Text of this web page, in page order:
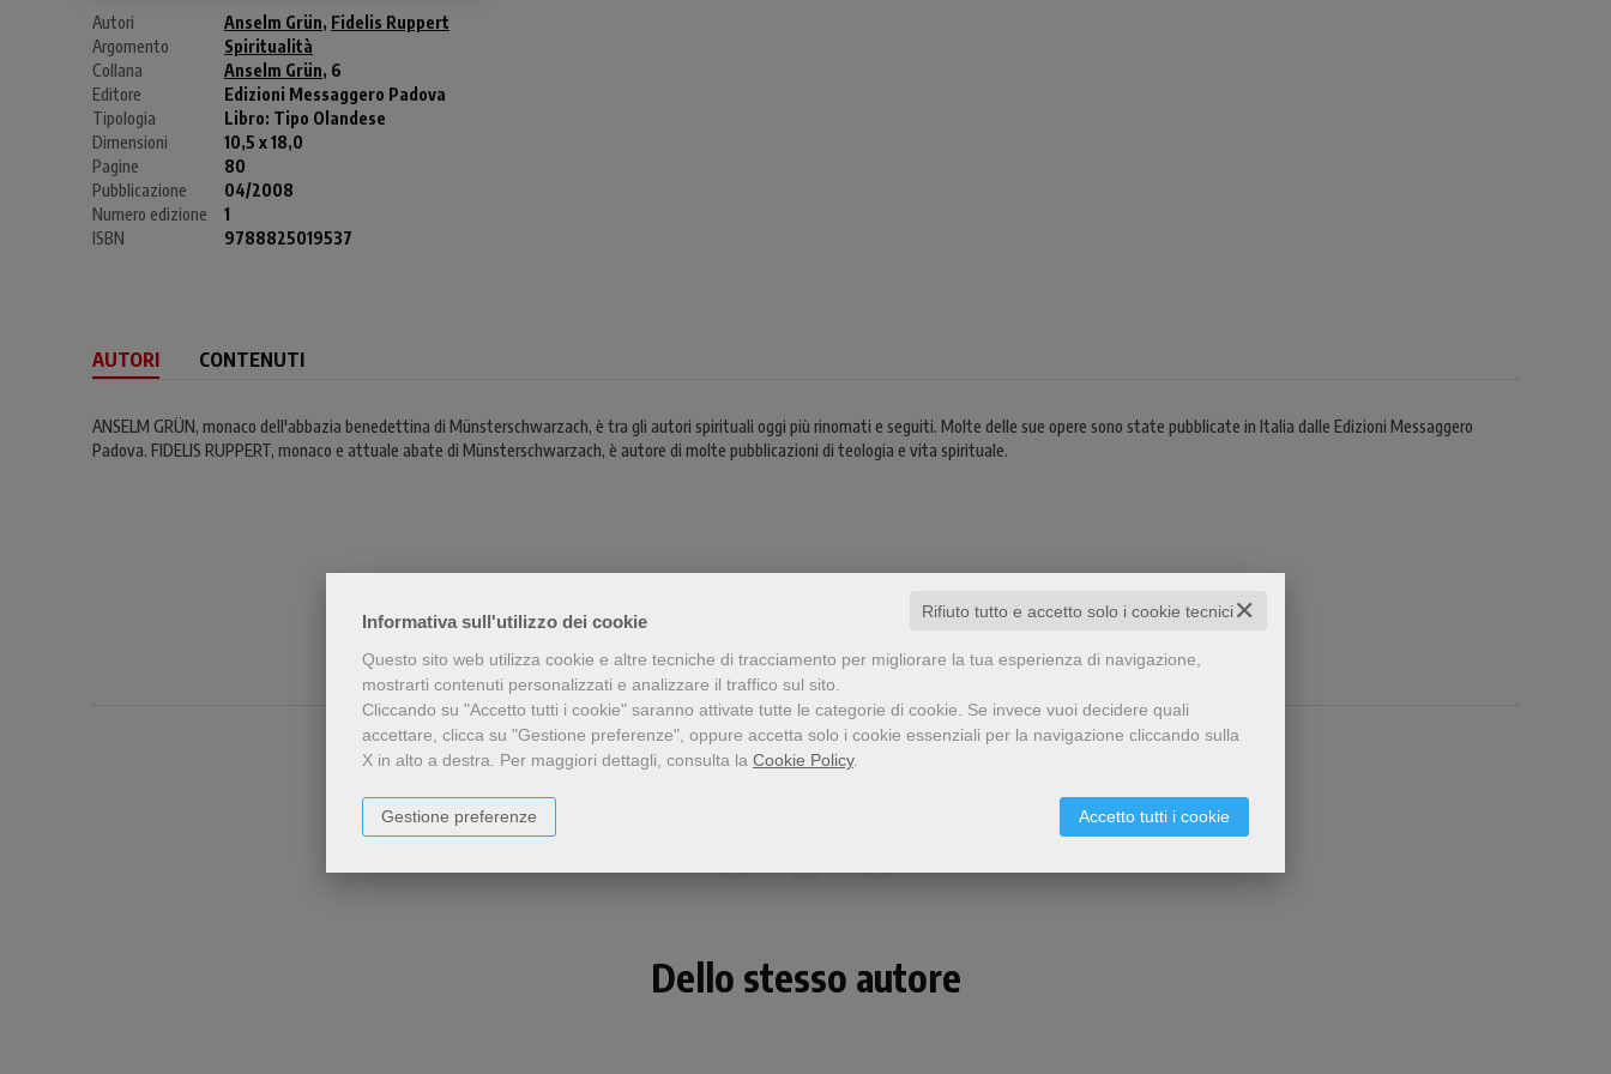
Informativa sull'utilizzo dei cookie ✕
Rifiuto tutto e accetto solo i cookie tecnici
Questo sito web utilizza cookie e altre tecniche di tracciamento per migliorare la tua esperienza di navigazione,
mostrarti contenuti personalizzati e analizzare il traffico sul sito.
Cliccando su "Accetto tutti i cookie" saranno attivate tutte le categorie di cookie. Se invece vuoi decidere quali
accettare, clicca su "Gestione preferenze", oppure accetta solo i cookie essenziali per la navigazione cliccando sulla
X in alto a destra. Per maggiori dettagli, consulta la Cookie Policy.
Accetto tutti i cookie
Gestione preferenze
Autori Anselm Grün, Fidelis Ruppert
Argomento
Spiritualità
Collana
Anselm Grün, 6
Editore
Edizioni Messaggero Padova
Tipologia
Libro: Tipo Olandese
Dimensioni
10,5 x 18,0
Pagine
80
Pubblicazione
04/2008
Numero edizione
1
ISBN
9788825019537
AUTORI CONTENUTI
ANSELM GRÜN, monaco dell'abbazia benedettina di Münsterschwarzach, è tra gli autori spirituali oggi più rinomati e seguiti. Molte delle sue opere sono state pubblicate in Italia dalle Edizioni Messaggero
Padova. FIDELIS RUPPERT, monaco e attuale abate di Münsterschwarzach, è autore di molte pubblicazioni di teologia e vita spirituale.
Dello stesso autore